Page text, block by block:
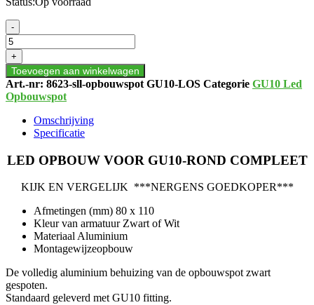
LED
OPBOUW
VOOR
GU10-
ROND
COMPLEET
aantal
-
+
Toevoegen aan winkelwagen
Art.-nr: 8623-sll-opbouwspot GU10-LOS Categorie GU10 Led
Opbouwspot
Omschrijving
Specificatie
LED OPBOUW VOOR GU10-ROND COMPLEET
KIJK EN VERGELIJK ***NERGENS GOEDKOPER***
Afmetingen (mm) 80 x 110
Kleur van armatuur Zwart of Wit
Materiaal Aluminium
Montagewijzeopbouw
De volledig aluminium behuizing van de opbouwspot zwart
gespoten.
Standaard geleverd met GU10 fitting.